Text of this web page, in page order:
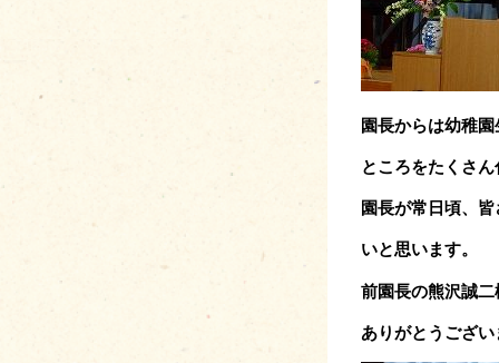
園長からは幼稚
ところをたくさ
園長が常日頃、
いと思います。
前園長の熊沢誠
ありがとうござい